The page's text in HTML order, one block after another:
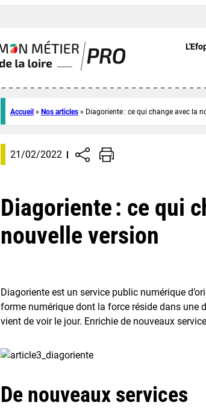
Accueil » Nos articles » Diagoriente : ce qui change avec la
21/02/2022
Diagoriente : ce qui
nouvelle version
Diagoriente est un service public numérique
forme numérique dont la force réside dans une
vient de voir le jour. Enrichie de nouveaux
De nouveaux services